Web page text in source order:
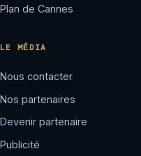
Plan de Cannes
LE MÉDIA
Nous contacter
Nos partenaires
Devenir partenaire
Publicité